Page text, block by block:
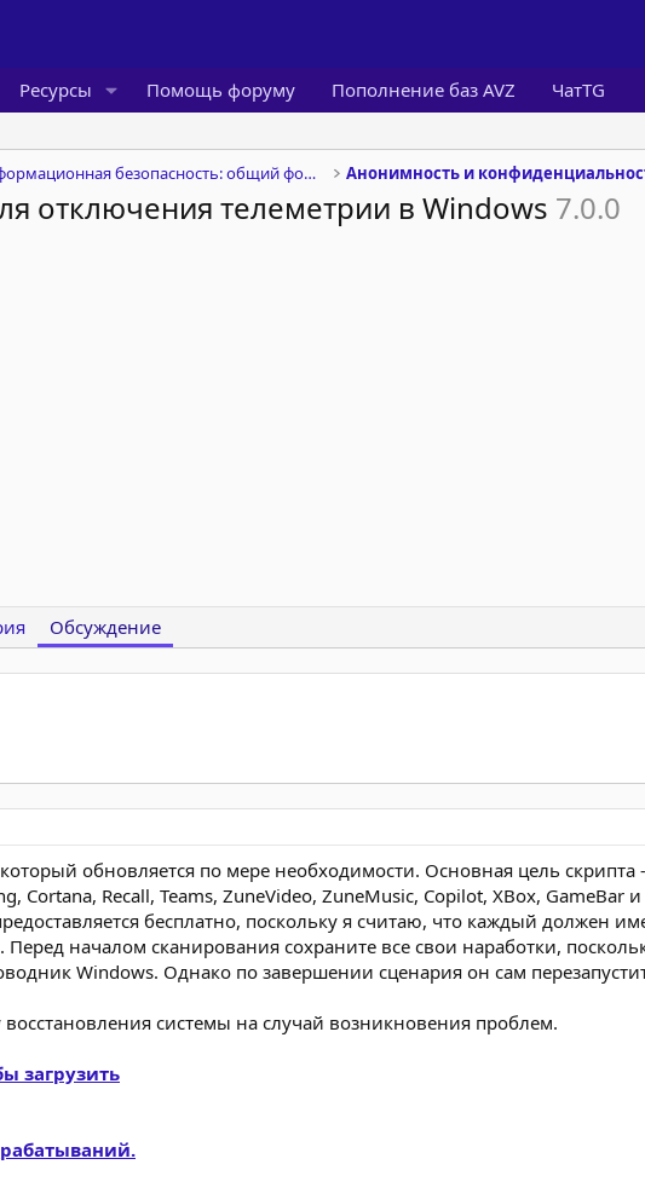
Ресурсы Помощь форуму Пополнение баз AVZ ЧатTG
Информационная безопасность: общий форум Анонимность и
отключения телеметрии в Windows 7.0.0
Обсуждение
обновляется по мере необходимости. Основная цель
Cortana, Recall, Teams, ZuneVideo, ZuneMusic, Copilot, XBox,
бесплатно, поскольку я считаю, что каждый должен
началом сканирования сохраните все свои наработки,
Windows. Однако по завершении сценария он сам
восстановления системы на случай возникновения проблем.
загрузить